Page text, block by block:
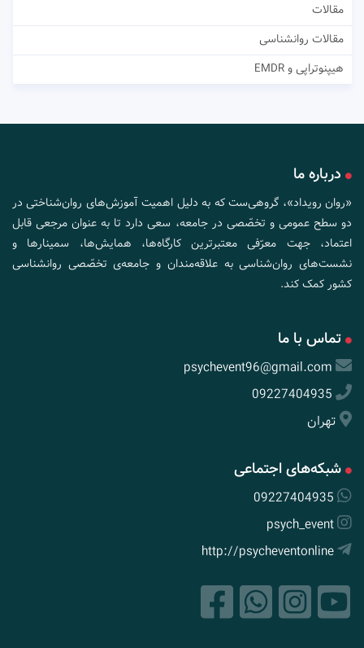
مقالات
مقالات روانشناسی
هیپنوتراپی و EMDR
درباره ما
«روان رویداد»، گروهی‌ست که به دلیل اهمیت آموزش‌های روان‌شناختی در
دو سطح عمومی و تخصّصی در جامعه، سعی دارد تا به عنوان مرجعی قابل
اعتماد، جهت معرّفی معتبرترین کارگاه‌ها، همایش‌ها، سمینارها و
نشست‌های روان‌شناسی به علاقه‌مندان و جامعه‌ی تخصّصی روانشناسی
کشور کمک کند.
تماس با ما
psychevent96@gmail.com
09227404935
تهران
شبکه‌های اجتماعی
09227404935
psych_event
http://psycheventonline